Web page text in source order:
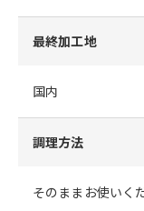
最終加工地
国内
調理方法
そのままお使いく